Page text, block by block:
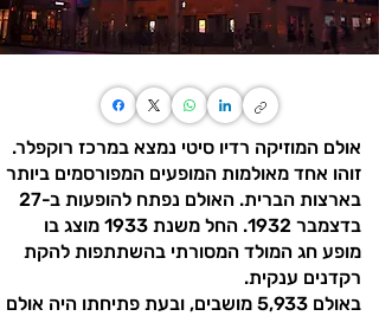
אולם המוזיקה רדיו סיטי נמצא במרכז רוקפלר.
זוהו אחד מאולמות המופעים המפורסמים ביותר
בארצות הברית. האולם נפתח להופעות ב-27
בדצמבר 1932. החל משנת 1933 מוצג בו
מופע חג המולד המסורתי בהשתתפות להקת
רקדנים ענקית.
באולם 5,933 מושבים, ובעת פתיחתו היה אולם